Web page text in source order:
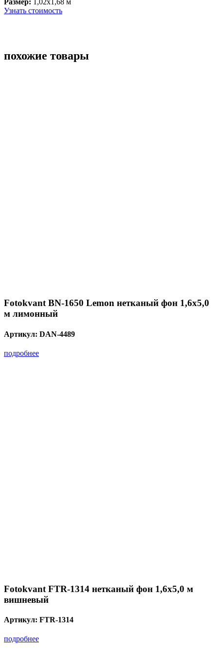
Узнать стоимость
похожие товары
Fotokvant BN-1650 Lemon нетканый фон 1,6х5,0
м лимонный
Артикул: DAN-4489
подробнее
Fotokvant FTR-1314 нетканый фон 1,6х5,0 м
вишневый
Артикул: FTR-1314
подробнее